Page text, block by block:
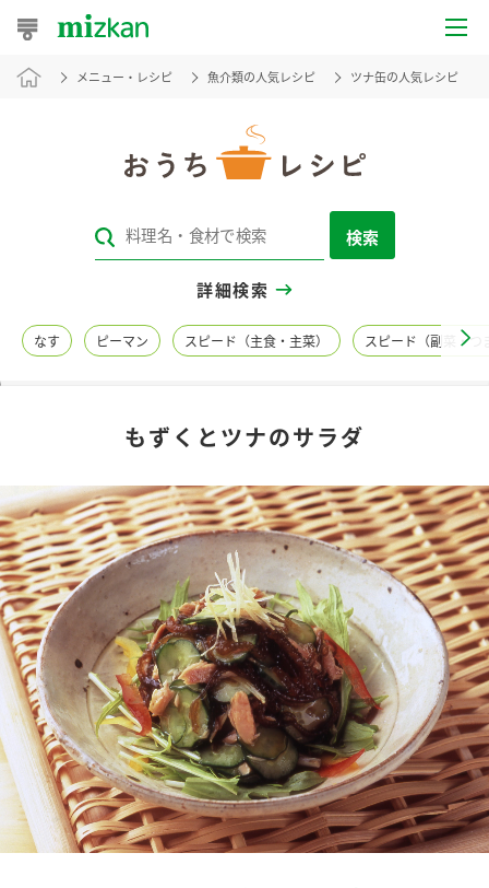
おうちレシピ
レシピカテゴリ一覧
レシピ名特集
商品情報
商品カテゴリ
酢 調味酢
お酢ドリンク ぽん酢
みりん風・料理酒 鍋用調味料
つゆ たれ
新商品一覧
キャンペーン情報
ブランド・スペシャルサイト
ブランド・スペシャルサイト トップ
商品ブランドサイト
Fibee（ファイビー）
くらしプラ酢
企業情報
国内事業概要
メニュー・レシピ 魚介類の人気レシピ ツナ缶の人気レシピ
検索
詳細検索
なす ピーマン スピード（主食・主菜） スピード（副菜・つ
もずくとツナのサラダ